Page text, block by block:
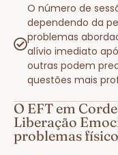
O número de
dependendo da
problemas
alívio imediato
outras podem
questões mais
O EFT em
Liberação
problemas